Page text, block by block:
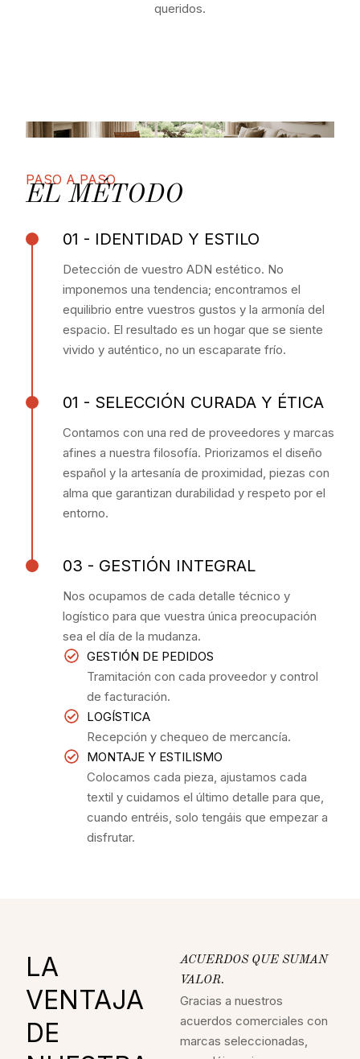
queridos.
PASO A PASO
EL MÉTODO
01 - IDENTIDAD Y ESTILO
Detección de vuestro ADN estético. No
imponemos una tendencia; encontramos el
equilibrio entre vuestros gustos y la armonía del
espacio. El resultado es un hogar que se siente
vivido y auténtico, no un escaparate frío.
01 - SELECCIÓN CURADA Y ÉTICA
Contamos con una red de proveedores y marcas
afines a nuestra filosofía. Priorizamos el diseño
español y la artesanía de proximidad, piezas con
alma que garantizan durabilidad y respeto por el
entorno.
03 - GESTIÓN INTEGRAL
Nos ocupamos de cada detalle técnico y
logístico para que vuestra única preocupación
sea el día de la mudanza.
GESTIÓN DE PEDIDOS
Tramitación con cada proveedor y control
de facturación.
LOGÍSTICA
Recepción y chequeo de mercancía.
MONTAJE Y ESTILISMO
Colocamos cada pieza, ajustamos cada
textil y cuidamos el último detalle para que,
cuando entréis, solo tengáis que empezar a
disfrutar.
LA
VENTAJA
DE
ACUERDOS QUE SUMAN
VALOR.
Gracias a nuestros
acuerdos comerciales con
marcas seleccionadas,